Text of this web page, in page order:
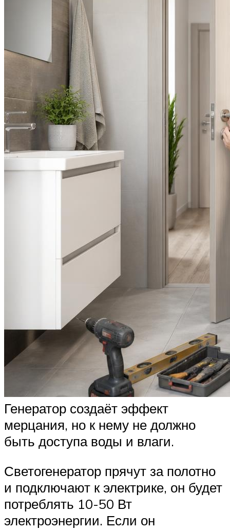
Генератор создаёт эффект
мерцания, но к нему не должно
быть доступа воды и влаги.
Светогенератор прячут за полотно
и подключают к электрике, он будет
потреблять 10-50 Вт
электроэнергии. Если он